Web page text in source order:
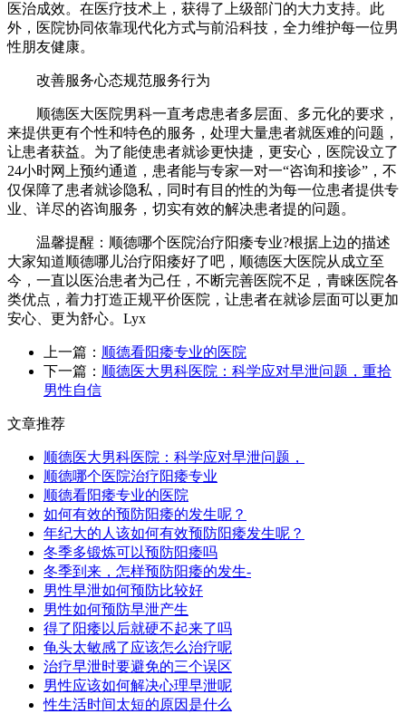
医治成效。在医疗技术上，获得了上级部门的大力支持。此
外，医院协同依靠现代化方式与前沿科技，全力维护每一位男
性朋友健康。
改善服务心态规范服务行为
顺德医大医院男科一直考虑患者多层面、多元化的要求，
来提供更有个性和特色的服务，处理大量患者就医难的问题，
让患者获益。为了能使患者就诊更快捷，更安心，医院设立了
24小时网上预约通道，患者能与专家一对一“咨询和接诊”，不
仅保障了患者就诊隐私，同时有目的性的为每一位患者提供专
业、详尽的咨询服务，切实有效的解决患者提的问题。
温馨提醒：顺德哪个医院治疗阳痿专业?根据上边的描述
大家知道顺德哪儿治疗阳痿好了吧，顺德医大医院从成立至
今，一直以医治患者为己任，不断完善医院不足，青睐医院各
类优点，着力打造正规平价医院，让患者在就诊层面可以更加
安心、更为舒心。Lyx
上一篇： 顺德看阳痿专业的医院
下一篇： 顺德医大男科医院：科学应对早泄问题，重拾
男性自信
文章推荐
顺德医大男科医院：科学应对早泄问题，
顺德哪个医院治疗阳痿专业
顺德看阳痿专业的医院
如何有效的预防阳痿的发生呢？
年纪大的人该如何有效预防阳痿发生呢？
冬季多锻炼可以预防阳痿吗
冬季到来，怎样预防阳痿的发生-
男性早泄如何预防比较好
男性如何预防早泄产生
得了阳痿以后就硬不起来了吗
龟头太敏感了应该怎么治疗呢
治疗早泄时要避免的三个误区
男性应该如何解决心理早泄呢
性生活时间太短的原因是什么